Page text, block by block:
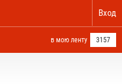
Вход
в мою ленту 3157